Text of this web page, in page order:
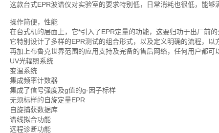
这款台式EPR波谱仪对实验室的要求特别低，日常消耗也很低，能够
操作简便，性能
在台式机的层面上，它*引入了EPR定量的功能，这要归功于出厂前
它特别设计了多样的EPR测试的组合形式，以及定义明确的流程，
再加上布鲁克世界范围的应用支持及完备的售后网络，任何用户都
UV光辐照系统
变温系统
集成频率计数器
集成了信号强度及g值的g-因子标样
无须标样的自旋定量EPR
自旋捕获数据库
谱线拟合功能
远程诊断功能